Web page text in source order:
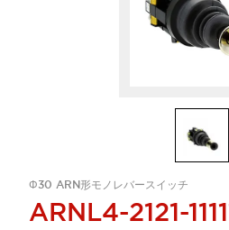
Φ30 ARN形モノレバースイッチ
ARNL4-2121-